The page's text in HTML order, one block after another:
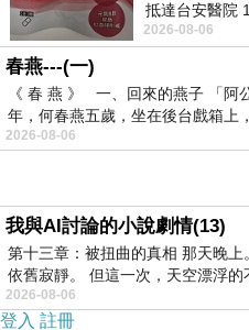
奧運羽球男雙金牌
真的是
看到崽崽心驚膽戰
連廁所都不敢去
四年後再也看不見聖杯
恭喜台灣男雙羽球奪金
恭喜台灣定向飛靶奪銅
抵達台安醫院
去的 B12 彌可
2026-08-06
春燕---(一)
《 春 燕 》 一、回來的燕子 「阿
年，何春燕五歲，坐在後台戲箱上
2026-08-06
我與AI討論的小說劇情(13)
第十三章：被扭曲的真相 那天晚
依舊寂靜。 但這一次，天空漂浮
2026-08-06
登入 註冊